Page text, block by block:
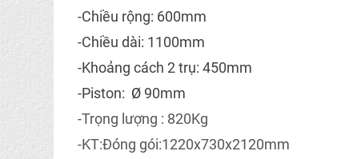
-Chiều rộng: 600mm
-Chiều dài: 1100mm
-Khoảng cách 2 trụ: 450mm
-Piston: Ø 90mm
-Trọng lượng : 820Kg
-KT:Đóng gói:1220x730x2120mm